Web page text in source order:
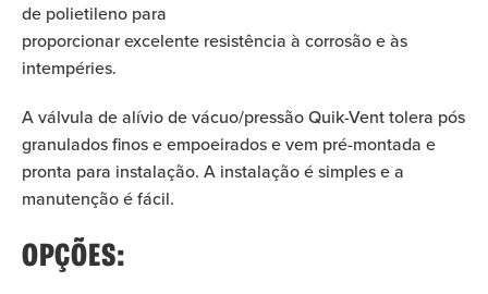
de polietileno para
proporcionar excelente resistência à corrosão e às
intempéries.
A válvula de alívio de vácuo/pressão Quik-Vent tolera pós
granulados finos e empoeirados e vem pré-montada e
pronta para instalação. A instalação é simples e a
manutenção é fácil.
OPÇÕES: